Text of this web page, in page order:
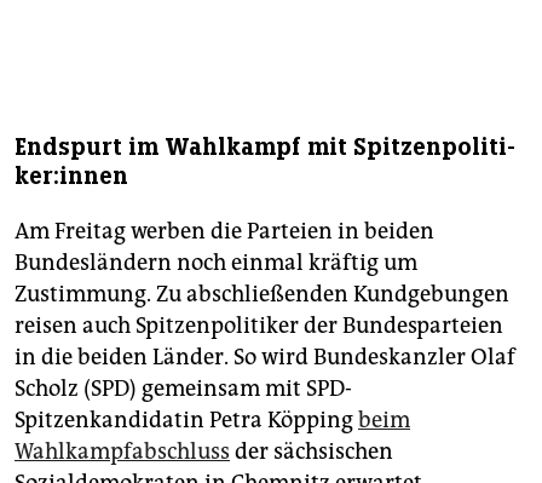
Endspurt im Wahlkampf mit Spit­zen­po­li­ti­
ke­r:in­nen
Am Freitag werben die Parteien in beiden
Bundesländern noch einmal kräftig um
Zustimmung. Zu abschließenden Kundgebungen
reisen auch Spitzenpolitiker der Bundesparteien
in die beiden Länder. So wird Bundeskanzler Olaf
Scholz (SPD) gemeinsam mit SPD-
Spitzenkandidatin Petra Köppingbeim
Wahlkampfabschluss der sächsischen